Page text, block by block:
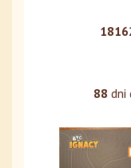
88 dni